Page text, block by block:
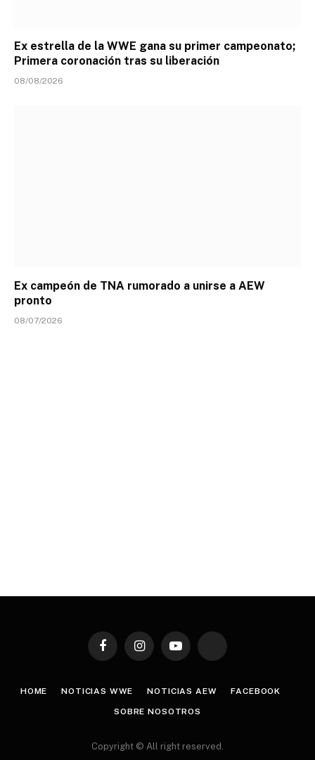
Ex estrella de la WWE gana su primer campeonato;
Primera coronación tras su liberación
08/08/2026
Ex campeón de TNA rumorado a unirse a AEW
pronto
08/07/2026
FacebookInstagramYouTube TikTok
HOME NOTICIAS WWE NOTICIAS AEW FACEBOOK
SOBRE NOSOTROS
Copyright © All right reserved.